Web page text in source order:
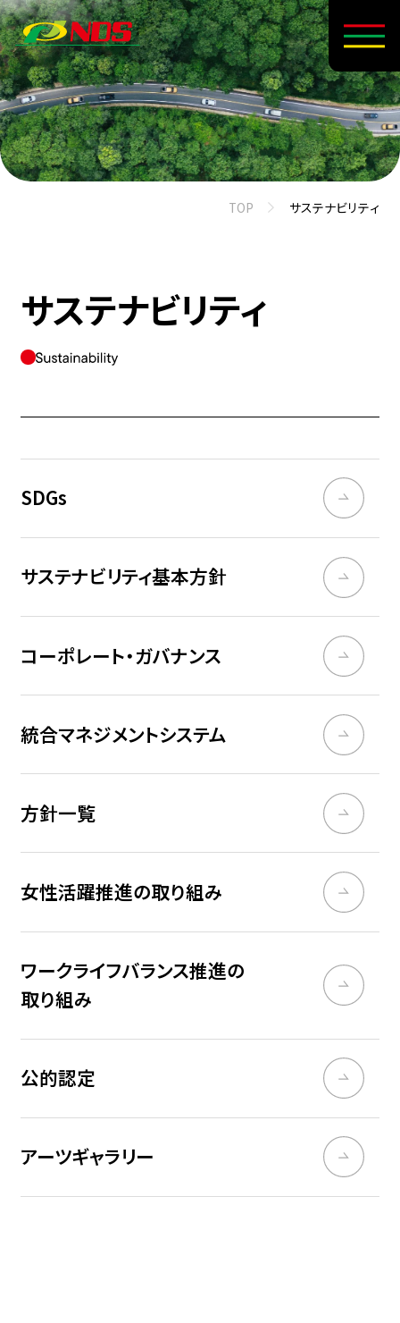
TOP サステナビリティ
サステナビリティ
SDGs
サステナビリティ基本方針
コーポレート・ガバナンス
統合マネジメントシステム
方針一覧
女性活躍推進の取り組み
ワークライフバランス推進の
取り組み
公的認定
アーツギャラリー